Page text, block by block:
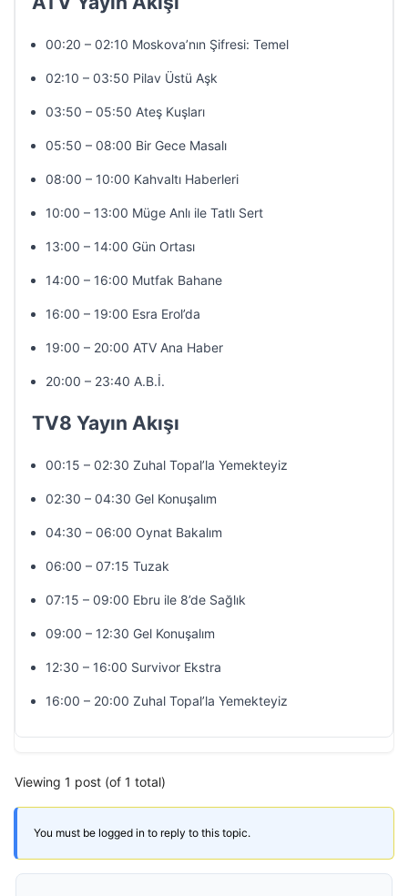
00:20 – 02:10 Moskova’nın Şifresi: Temel
02:10 – 03:50 Pilav Üstü Aşk
03:50 – 05:50 Ateş Kuşları
05:50 – 08:00 Bir Gece Masalı
08:00 – 10:00 Kahvaltı Haberleri
10:00 – 13:00 Müge Anlı ile Tatlı Sert
13:00 – 14:00 Gün Ortası
14:00 – 16:00 Mutfak Bahane
16:00 – 19:00 Esra Erol’da
19:00 – 20:00 ATV Ana Haber
20:00 – 23:40 A.B.İ.
TV8 Yayın Akışı
00:15 – 02:30 Zuhal Topal’la Yemekteyiz
02:30 – 04:30 Gel Konuşalım
04:30 – 06:00 Oynat Bakalım
06:00 – 07:15 Tuzak
07:15 – 09:00 Ebru ile 8’de Sağlık
09:00 – 12:30 Gel Konuşalım
12:30 – 16:00 Survivor Ekstra
16:00 – 20:00 Zuhal Topal’la Yemekteyiz
Viewing 1 post (of 1 total)
You must be logged in to reply to this topic.